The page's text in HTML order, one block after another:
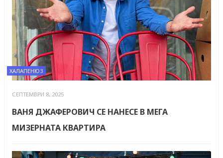
ХАЛАПЕНЮЗ
СЕПТЕМВРИ 8, 2025
ВАНЯ ДЖАФЕРОВИЧ СЕ НАНЕСЕ В МЕГА
МИЗЕРНАТА КВАРТИРА